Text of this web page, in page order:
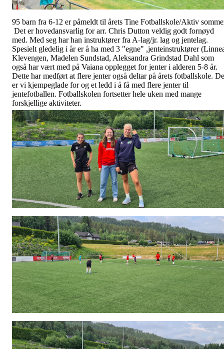
95 barn fra 6-12 er påmeldt til årets Tine Fotballskole/Aktiv
Det er hovedansvarlig for arr. Chris Dutton veldig godt fornøyd
med. Med seg har han instruktører fra A-lag/jr. lag og jentelag.
Spesielt gledelig i år er å ha med 3 "egne" ,jenteinstruktører
Klevengen, Madelen Sundstad, Aleksandra Grindstad Dahl som
også har vært med på Vaiana opplegget for jenter i alderen 5-8 år.
Dette har medført at flere jenter også deltar på årets fotballskole.
er vi kjempeglade for og et ledd i å få med flere jenter til
jentefotballen. Fotballskolen fortsetter hele uken med mange
forskjellige aktiviteter.